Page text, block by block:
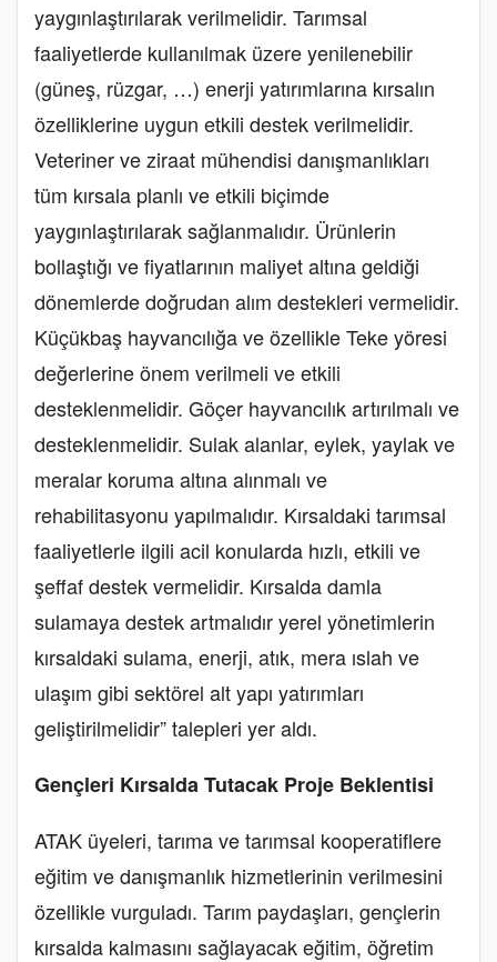
yaygınlaştırılarak verilmelidir. Tarımsal
faaliyetlerde kullanılmak üzere yenilenebilir
(güneş, rüzgar, …) enerji yatırımlarına kırsalın
özelliklerine uygun etkili destek verilmelidir.
Veteriner ve ziraat mühendisi danışmanlıkları
tüm kırsala planlı ve etkili biçimde
yaygınlaştırılarak sağlanmalıdır. Ürünlerin
bollaştığı ve fiyatlarının maliyet altına geldiği
dönemlerde doğrudan alım destekleri vermelidir.
Küçükbaş hayvancılığa ve özellikle Teke yöresi
değerlerine önem verilmeli ve etkili
desteklenmelidir. Göçer hayvancılık artırılmalı ve
desteklenmelidir. Sulak alanlar, eylek, yaylak ve
meralar koruma altına alınmalı ve
rehabilitasyonu yapılmalıdır. Kırsaldaki tarımsal
faaliyetlerle ilgili acil konularda hızlı, etkili ve
şeffaf destek vermelidir. Kırsalda damla
sulamaya destek artmalıdır yerel yönetimlerin
kırsaldaki sulama, enerji, atık, mera ıslah ve
ulaşım gibi sektörel alt yapı yatırımları
geliştirilmelidir” talepleri yer aldı.
Gençleri Kırsalda Tutacak Proje Beklentisi
ATAK üyeleri, tarıma ve tarımsal kooperatiflere
eğitim ve danışmanlık hizmetlerinin verilmesini
özellikle vurguladı. Tarım paydaşları, gençlerin
kırsalda kalmasını sağlayacak eğitim, öğretim